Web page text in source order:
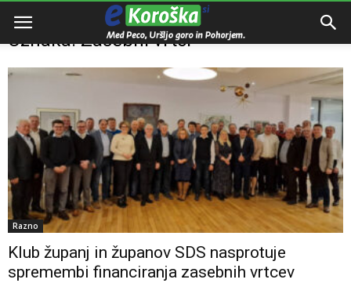
Domov Zasebni vrtci
Oznaka: Zasebni vrtci
Razno
Klub županj in županov SDS nasprotuje
spremembi financiranja zasebnih vrtcev